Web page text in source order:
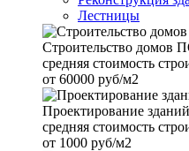
Лестницы
Строительство домов
средняя стоимость
от 60000 руб/м2
Проектирование зданий
средняя стоимость
от 1000 руб/м2